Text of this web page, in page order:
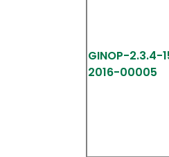
GINOP-2.3.4-
2016-00005